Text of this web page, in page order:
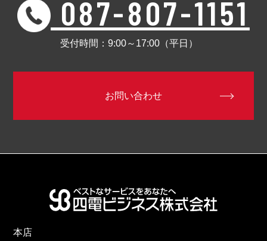
087-807-1151
受付時間：9:00～17:00（平日）
お問い合わせ
本店